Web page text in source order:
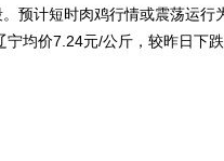
预计短时肉鸡行情或震荡运行
均价7.24元/公斤，较昨日下